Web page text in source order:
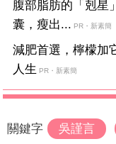
腹部脂肪的「剋星
囊，瘦出... PR・新素簡
減肥首選，檸檬加
人生 PR・新素簡
關鍵字 吳謹言